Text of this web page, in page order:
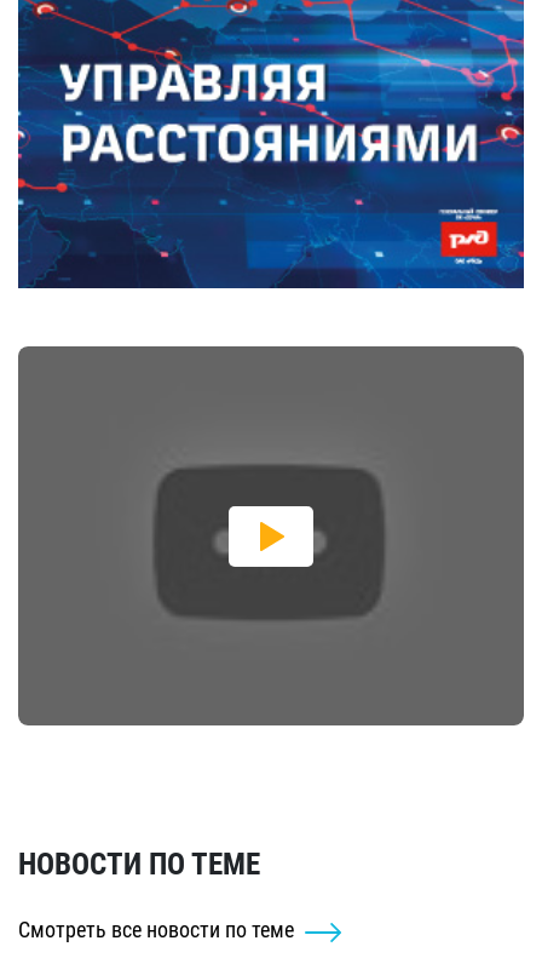
НОВОСТИ ПО ТЕМЕ
Смотреть все новости по теме